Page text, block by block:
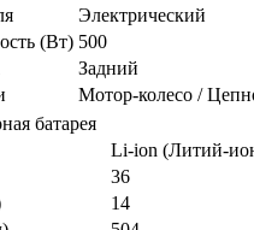
Электрический
(Вт) 500
Задний
Мотор-колесо /
батарея
Li-ion (Литий-
36
14